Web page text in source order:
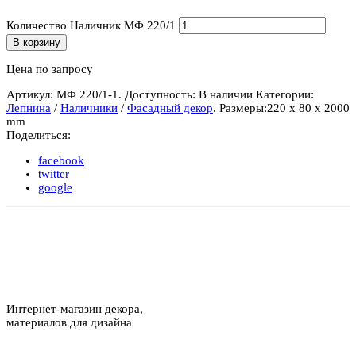
Количество Наличник МФ 220/1
В корзину
Цена по запросу
Артикул: МФ 220/1-1. Доступность: В наличии Категории:
Лепнина / Наличники / Фасадный декор. Размеры:220 x 80 x 2000
mm
Поделиться:
facebook
twitter
google
Интернет-магазин декора,
материалов для дизайна